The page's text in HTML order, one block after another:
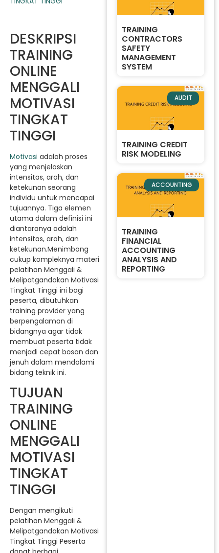
DESKRIPSI
TRAINING
ONLINE
MENGGALI
MOTIVASI
TINGKAT
TINGGI
Motivasi adalah proses
yang menjelaskan
intensitas, arah, dan
ketekunan seorang
individu untuk mencapai
tujuannya. Tiga elemen
utama dalam definisi ini
diantaranya adalah
intensitas, arah, dan
ketekunan.Menimbang
cukup kompleknya materi
pelatihan Menggali &
Melipatgandakan Motivasi
Tingkat Tinggi ini bagi
peserta, dibutuhkan
training provider yang
berpengalaman di
bidangnya agar tidak
membuat peserta tidak
menjadi cepat bosan dan
jenuh dalam mendalami
bidang teknik ini.
TUJUAN
TRAINING
ONLINE
MENGGALI
MOTIVASI
TINGKAT
TINGGI
Dengan mengikuti
pelatihan Menggali &
Melipatgandakan Motivasi
Tingkat Tinggi Peserta
TRAINING
CONTRACTORS
SAFETY
MANAGEMENT
SYSTEM
AUDIT
TRAINING CREDIT
RISK MODELING
ACCOUNTING
TRAINING
FINANCIAL
ACCOUNTING
ANALYSIS AND
REPORTING